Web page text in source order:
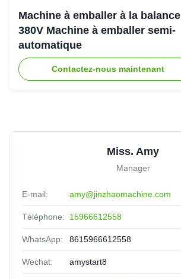
Machine à emballer à la balance
380V Machine à emballer semi-
automatique
Contactez-nous maintenant
Miss. Amy
Manager
E-mail: amy@jinzhaomachine.com
Téléphone: 15966612558
WhatsApp: 8615966612558
Wechat: amystart8